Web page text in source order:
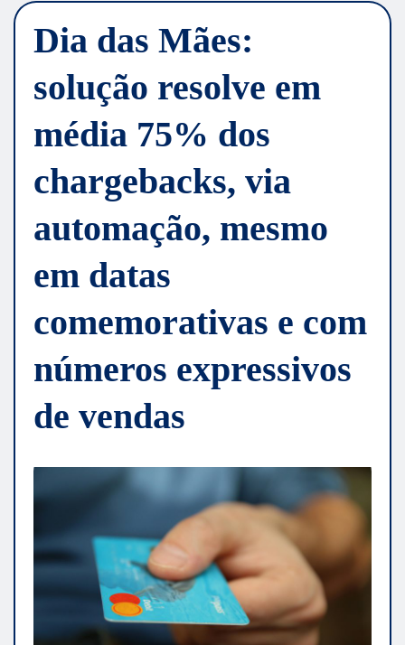
Dia das Mães:
solução resolve em
média 75% dos
chargebacks, via
automação, mesmo
em datas
comemorativas e com
números expressivos
de vendas